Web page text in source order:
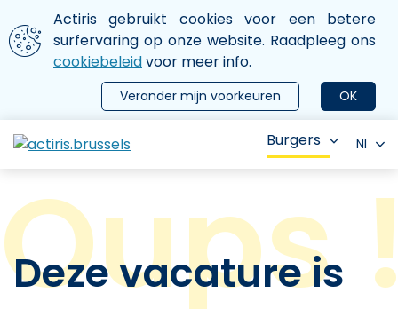
Aller au contenu principal
We gebruiken cookies
Actiris gebruikt cookies voor een betere
surfervaring op onze website. Raadpleeg ons
cookiebeleidvoor meer info.
OK
Verander mijn voorkeuren
le menu
Burgers Nl
Deze vacature is